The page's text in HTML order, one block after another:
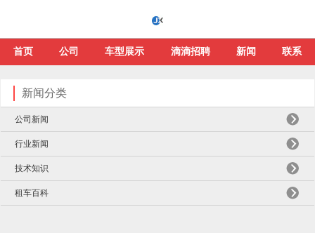
首页 公司 车型展示 滴滴招聘 新闻 联系
新闻分类
公司新闻
行业新闻
技术知识
租车百科